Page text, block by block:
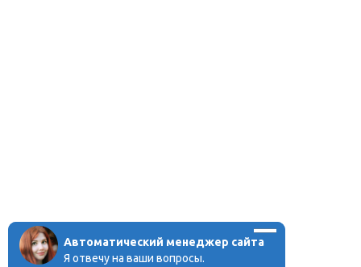
Автоматический менеджер сайта
Я отвечу на ваши вопросы.